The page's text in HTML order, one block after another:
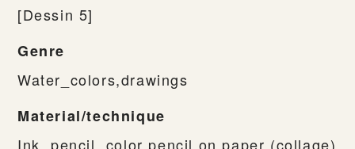
[Dessin 5]
Genre
Water_colors,drawings
Material/technique
Ink, pencil, color pencil on paper (collage)